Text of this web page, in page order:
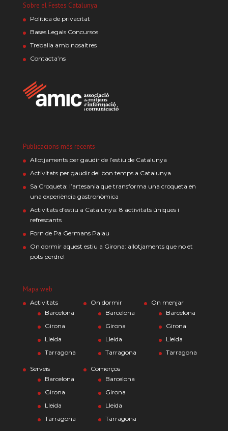
Sobre el Festes Catalunya
Política de privacitat
Bases Legals Concursos
Treballa amb nosaltres
Contacta’ns
Publicacions més recents
Allotjaments per gaudir de l’estiu de Catalunya
Activitats per gaudir del bon temps a Catalunya
Sa Croqueta: l’artesania que transforma una croqueta en
una experiència gastronòmica
Activitats d’estiu a Catalunya: 8 activitats úniques i
refrescants
Forn de Pa Germans Palau
On dormir aquest estiu a Girona: allotjaments que no et
pots perdre!
Mapa web
Activitats
Barcelona
Girona
Lleida
Tarragona
On dormir
Barcelona
Girona
Lleida
Tarragona
On menjar
Barcelona
Girona
Lleida
Tarragona
Serveis
Barcelona
Girona
Lleida
Tarragona
Comerços
Barcelona
Girona
Lleida
Tarragona